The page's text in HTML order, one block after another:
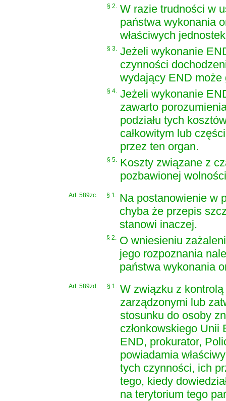
§ 2. W razie trudności w
państwa wykonania
właściwych
§ 3. Jeżeli wykonanie
czynności
wydający END może
§ 4. Jeżeli wykonanie
zawarto
podziału tych
całkowitym lub
przez ten organ.
§ 5. Koszty związane z
pozbawionej
Art. 589zc. § 1. Na postanowienie w
chyba że przepis
stanowi inaczej.
§ 2. O wniesieniu
jego rozpoznania
państwa wykonania
Art. 589zd. § 1. W związku z
zarządzonymi lub
stosunku do osoby
członkowskiego
END, prokurator,
powiadamia
tych czynności, ich
tego, kiedy
na terytorium tego